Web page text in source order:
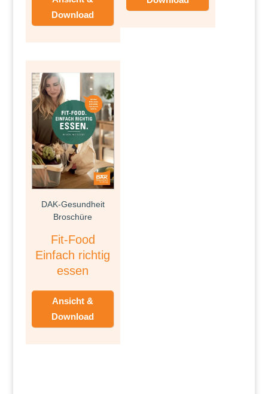
Download
DAK-Gesundheit
Broschüre
Fit-Food
Einfach richtig
essen
Ansicht &
Download